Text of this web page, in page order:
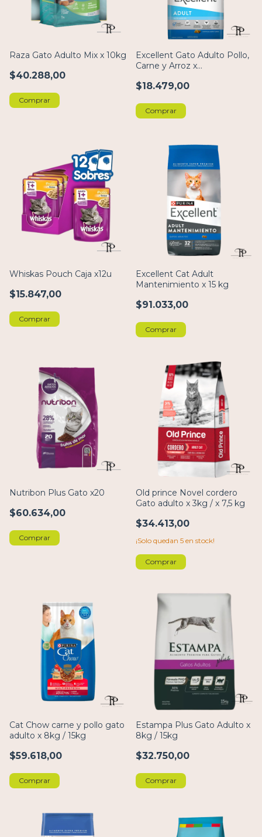
Raza Gato Adulto Mix x 10kg
$40.288,00
Comprar
Excellent Gato Adulto Pollo,
Carne y Arroz x
$18.479,00
Comprar
Whiskas Pouch Caja x12u
$15.847,00
Comprar
Excellent Cat Adult
Mantenimiento x 15 kg
$91.033,00
Comprar
Nutribon Plus Gato x20
$60.634,00
Comprar
Old prince Novel cordero
Gato adulto x 3kg / x 7,5 kg
$34.413,00
¡Solo quedan 5 en stock!
Comprar
Cat Chow carne y pollo gato
adulto x 8kg / 15kg
$59.618,00
Comprar
Estampa Plus Gato Adulto x
8kg / 15kg
$32.750,00
Comprar